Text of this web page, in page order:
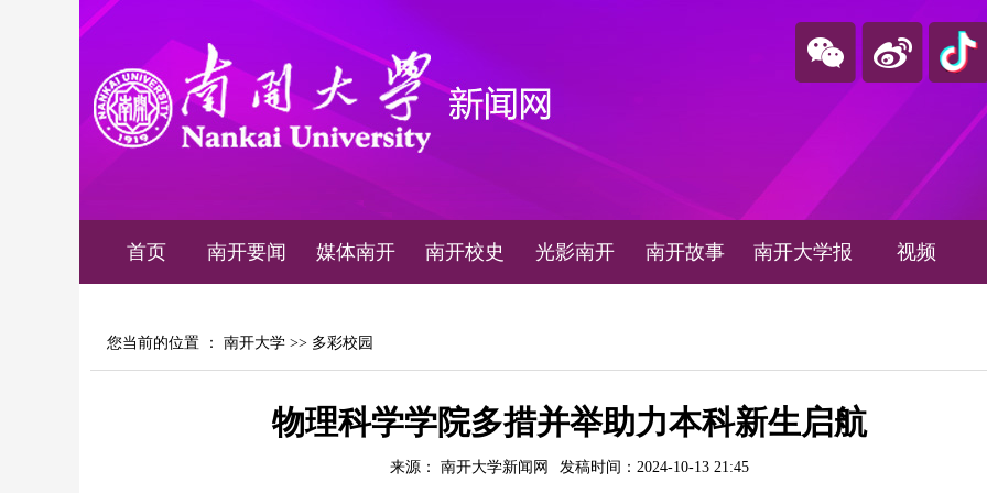
首页 南开要闻 媒体南开 南开校史 光影南开 南开故事 南开大学报 视频
您当前的位置 ： 南开大学 >> 多彩校园
物理科学学院多措并举助力本科新生启航
来源： 南开大学新闻网 发稿时间：2024-10-13 21:45